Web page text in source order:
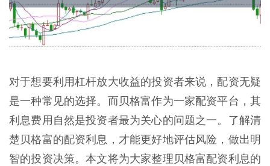
对于想要利用杠杆放大收益的投资者来说，配资无疑
是一种常见的选择。而贝格富作为一家配资平台，其
利息费用自然是投资者最为关心的问题之一。了解清
楚贝格富的配资利息，才能更好地评估风险，做出明
智的投资决策。本文将为大家整理贝格富配资利息的